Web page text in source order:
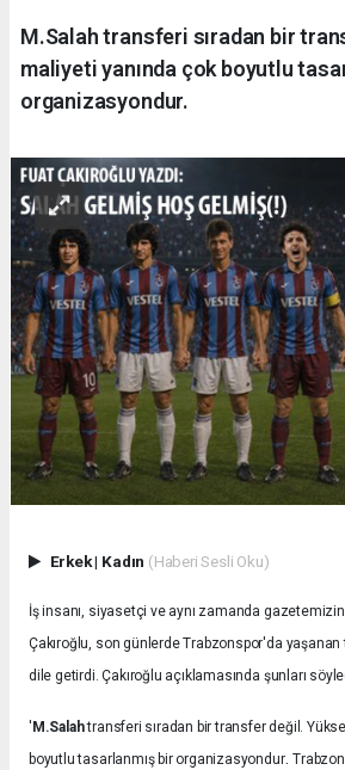
M.Salah transferi sıradan bir
maliyeti yanında çok boyutlu
organizasyondur.
Erkek| Kadın (Haberi Sesli Oku)
İş insanı, siyasetçi ve aynı zamanda gazetemizin
Çakıroğlu, son günlerde Trabzonspor'da
dile getirdi. Çakıroğlu açıklamasında şunları
'M.Salahtransferi sıradan bir transfer değil.
boyutlu tasarlanmış bir organizasyondur.